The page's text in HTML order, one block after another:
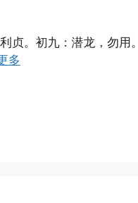
贞。初九：潜龙，勿用
多